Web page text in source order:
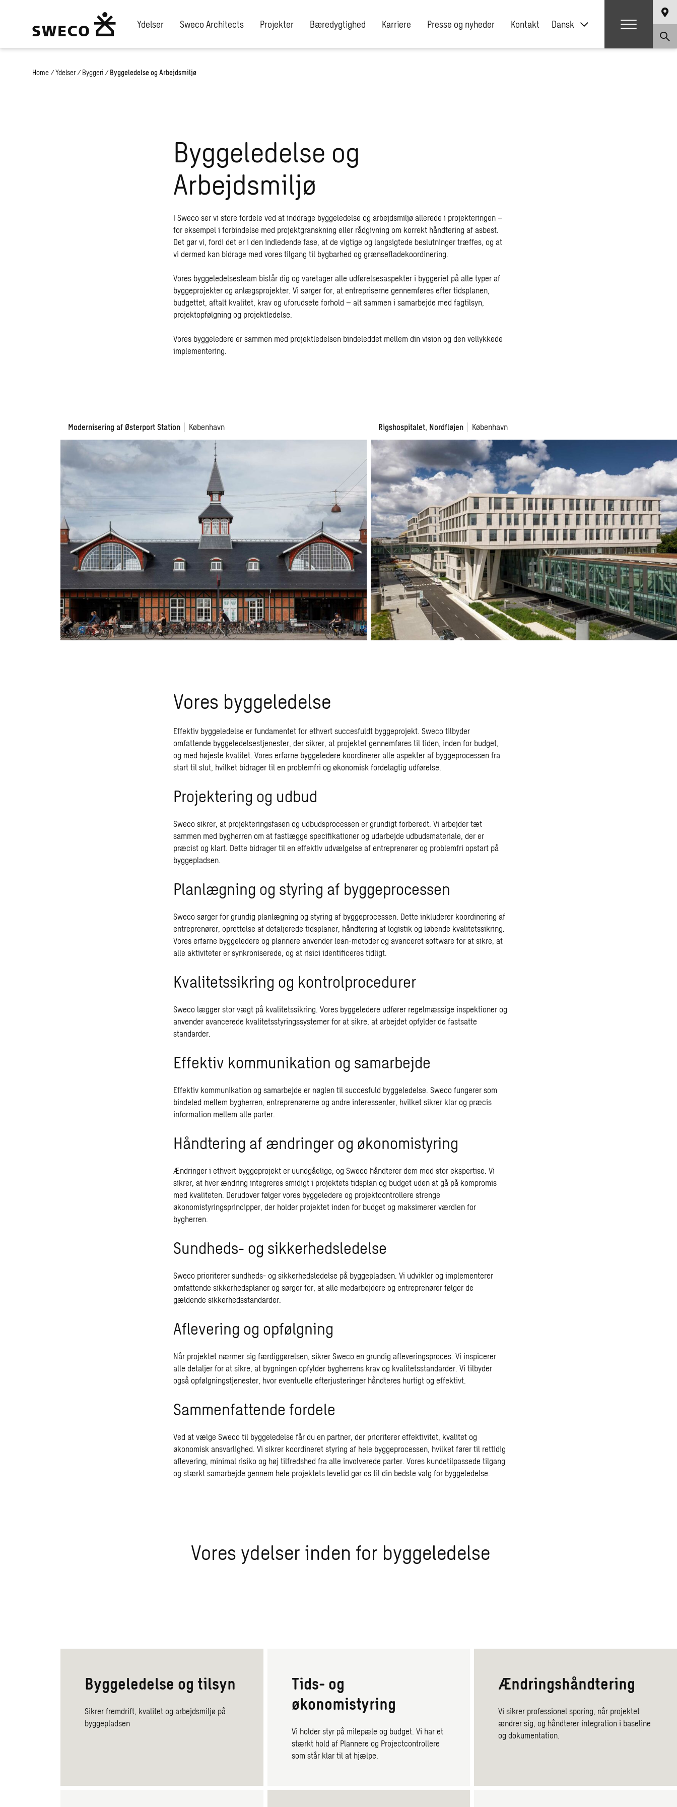
Ydelser Sweco Architects Projekter Bæredygtighed Karriere Presse og nyheder Kontakt Dansk
Home / Ydelser / Byggeri / Byggeledelse og Arbejdsmiljø
Byggeledelse og
Arbejdsmiljø
I Sweco ser vi store fordele ved at inddrage byggeledelse og arbejdsmiljø allerede i projekteringen –
for eksempel i forbindelse med projektgranskning eller rådgivning om korrekt håndtering af asbest.
Det gør vi, fordi det er i den indledende fase, at de vigtige og langsigtede beslutninger træffes, og at
vi dermed kan bidrage med vores tilgang til bygbarhed og grænsefladekoordinering.
Vores byggeledelsesteam bistår dig og varetager alle udførelsesaspekter i byggeriet på alle typer af
byggeprojekter og anlægsprojekter. Vi sørger for, at entrepriserne gennemføres efter tidsplanen,
budgettet, aftalt kvalitet, krav og uforudsete forhold – alt sammen i samarbejde med fagtilsyn,
projektopfølgning og projektledelse.
Vores byggeledere er sammen med projektledelsen bindeleddet mellem din vision og den vellykkede
implementering.
Modernisering af Østerport Station København
Modernisering
Rigshospitalet, Nordfløjen København
DNV
–
Det
Nye
Hospital
i
Vest
Vores byggeledelse
Effektiv byggeledelse er fundamentet for ethvert succesfuldt byggeprojekt. Sweco tilbyder
omfattende byggeledelsestjenester, der sikrer, at projektet gennemføres til tiden, inden for budget,
og med højeste kvalitet. Vores erfarne byggeledere koordinerer alle aspekter af byggeprocessen fra
start til slut, hvilket bidrager til en problemfri og økonomisk fordelagtig udførelse.
Projektering og udbud
Sweco sikrer, at projekteringsfasen og udbudsprocessen er grundigt forberedt. Vi arbejder tæt
sammen med bygherren om at fastlægge specifikationer og udarbejde udbudsmateriale, der er
præcist og klart. Dette bidrager til en effektiv udvælgelse af entreprenører og problemfri opstart på
byggepladsen.
Planlægning og styring af byggeprocessen
Sweco sørger for grundig planlægning og styring af byggeprocessen. Dette inkluderer koordinering af
entreprenører, oprettelse af detaljerede tidsplaner, håndtering af logistik og løbende kvalitetssikring.
Vores erfarne byggeledere og plannere anvender lean-metoder og avanceret software for at sikre, at
alle aktiviteter er synkroniserede, og at risici identificeres tidligt.
Kvalitetssikring og kontrolprocedurer
Sweco lægger stor vægt på kvalitetssikring. Vores byggeledere udfører regelmæssige inspektioner og
anvender avancerede kvalitetsstyringssystemer for at sikre, at arbejdet opfylder de fastsatte
standarder.
Effektiv kommunikation og samarbejde
Effektiv kommunikation og samarbejde er nøglen til succesfuld byggeledelse. Sweco fungerer som
bindeled mellem bygherren, entreprenørerne og andre interessenter, hvilket sikrer klar og præcis
information mellem alle parter.
Håndtering af ændringer og økonomistyring
Ændringer i ethvert byggeprojekt er uundgåelige, og Sweco håndterer dem med stor ekspertise. Vi
sikrer, at hver ændring integreres smidigt i projektets tidsplan og budget uden at gå på kompromis
med kvaliteten. Derudover følger vores byggeledere og projektcontrollere strenge
økonomistyringsprincipper, der holder projektet inden for budget og maksimerer værdien for
bygherren.
Sundheds- og sikkerhedsledelse
Sweco prioriterer sundheds- og sikkerhedsledelse på byggepladsen. Vi udvikler og implementerer
omfattende sikkerhedsplaner og sørger for, at alle medarbejdere og entreprenører følger de
gældende sikkerhedsstandarder.
Aflevering og opfølgning
Når projektet nærmer sig færdiggørelsen, sikrer Sweco en grundig afleveringsproces. Vi inspicerer
alle detaljer for at sikre, at bygningen opfylder bygherrens krav og kvalitetsstandarder. Vi tilbyder
også opfølgningstjenester, hvor eventuelle efterjusteringer håndteres hurtigt og effektivt.
Sammenfattende fordele
Ved at vælge Sweco til byggeledelse får du en partner, der prioriterer effektivitet, kvalitet og
økonomisk ansvarlighed. Vi sikrer koordineret styring af hele byggeprocessen, hvilket fører til rettidig
aflevering, minimal risiko og høj tilfredshed fra alle involverede parter. Vores kundetilpassede tilgang
og stærkt samarbejde gennem hele projektets levetid gør os til din bedste valg for byggeledelse.
Vores ydelser inden for byggeledelse
Byggeledelse og tilsyn
Sikrer fremdrift, kvalitet og arbejdsmiljø på
byggepladsen
Tids- og
økonomistyring
Vi holder styr på milepæle og budget. Vi har et
stærkt hold af Plannere og Projectcontrollere
som står klar til at hjælpe.
Ændringshåndtering
Vi sikrer professionel sporing, når projektet
ændrer sig, og håndterer integration i baseline
og dokumentation.